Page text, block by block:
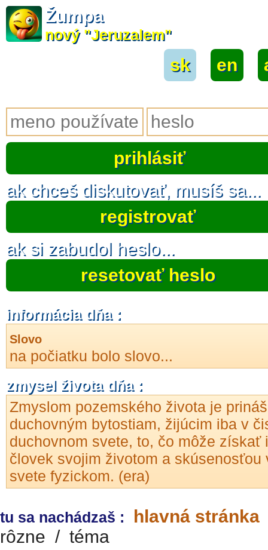
Žumpa
nový "Jeruzalem"
sk en
ak chceš diskutovať, musíš sa...
registrovať
ak si zabudol heslo...
resetovať heslo
informácia dňa :
Slovo
na počiatku bolo slovo...
zmysel života dňa :
Zmyslom pozemského života je
duchovným bytostiam, žijúcim iba v
duchovnom svete, to, čo môže získať
človek svojim životom a skúsenosťou
svete fyzickom. (era)
tu sa nachádzaš : hlavná stránka
rôzne / téma